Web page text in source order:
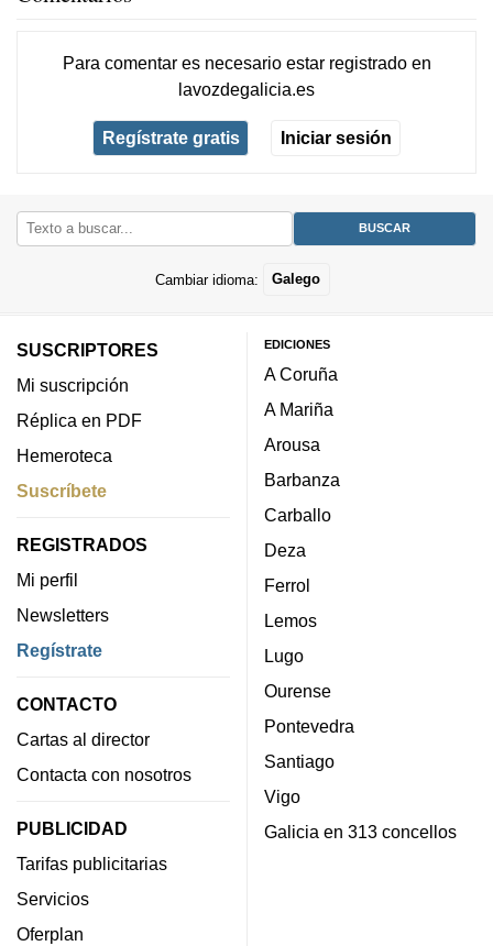
Para comentar es necesario estar registradoen
lavozdegalicia.es
Regístrate gratis Iniciar sesión
Cambiar idioma: Galego
SUSCRIPTORES
Mi suscripción
Réplica en PDF
Hemeroteca
Suscríbete
REGISTRADOS
Mi perfil
Newsletters
Regístrate
CONTACTO
Cartas al director
Contacta con nosotros
PUBLICIDAD
Tarifas publicitarias
Servicios
Oferplan
EDICIONES
A Coruña
A Mariña
Arousa
Barbanza
Carballo
Deza
Ferrol
Lemos
Lugo
Ourense
Pontevedra
Santiago
Vigo
Galicia en 313 concellos